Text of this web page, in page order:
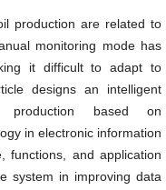
production are related to
monitoring mode has
it difficult to adapt to
designs an intelligent
production based on
in electronic information
functions, and application
system in improving data